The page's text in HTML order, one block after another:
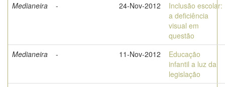
Medianeira
- 24-Nov-2012
Inclusão escolar:
a deficiência
visual em
questão
Medianeira
- 11-Nov-2012
Educação
infantil a luz da
legislação